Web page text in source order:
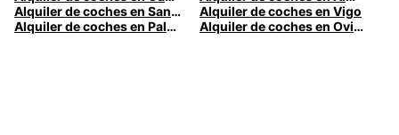
Alquiler de coches en Santander
Alquiler de coches en Vigo
Alquiler de coches en Palma
Alquiler de coches en Oviedo